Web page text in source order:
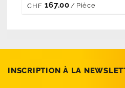
CHF 167.00 / Pièce
INSCRIPTION À LA